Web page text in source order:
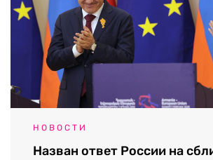
НОВОСТИ
Назван ответ России на